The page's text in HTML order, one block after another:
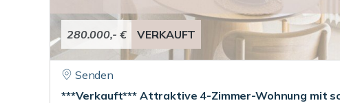
280.000,- € VERKAUFT
Senden
***Verkauft*** Attraktive 4-Zimmer-Wohnung mit